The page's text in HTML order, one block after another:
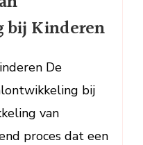
bij Kinderen
De
bij
van
proces dat een